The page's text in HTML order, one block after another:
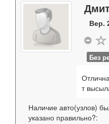
Вер.
Без
т
Наличие авто(узлов)
указано правильно?: